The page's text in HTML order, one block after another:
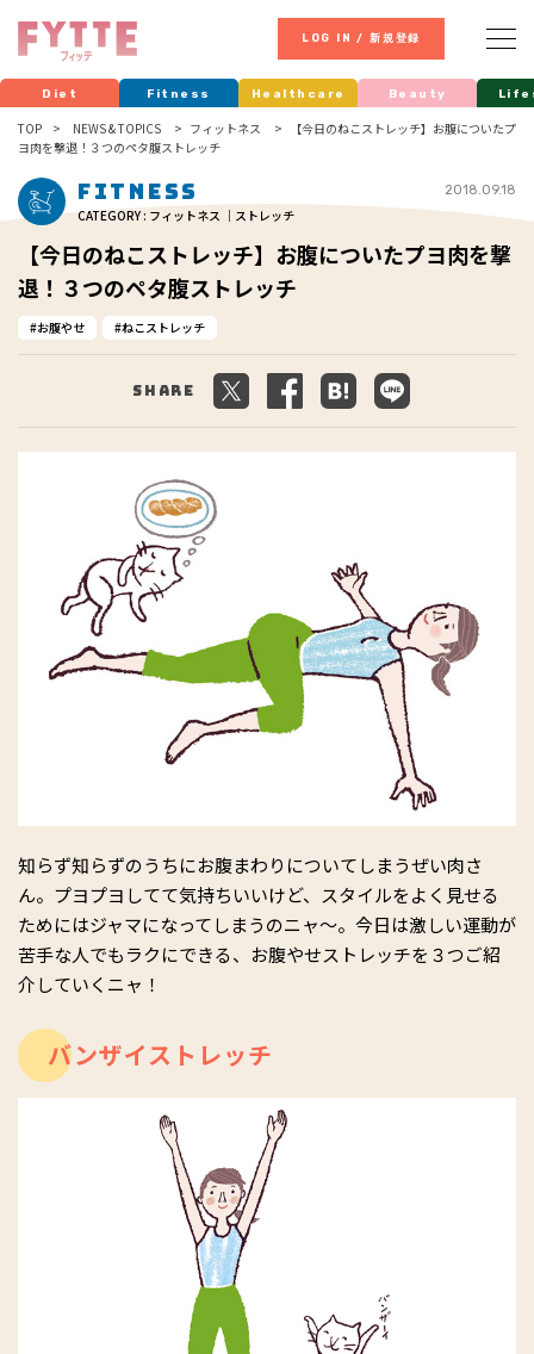
LOG IN / 新規登録
Diet Fitness Healthcare Beauty
TOP NEWS & TOPICS フィットネス
【今日のねこストレッチ】お腹についたプ
ヨ肉を撃退！３つのペタ腹ストレッチ
Fitness
CATEGORY : フィットネス ｜ストレッチ
2018.09.18
【今日のねこストレッチ】お腹についたプヨ肉を撃
退！３つのペタ腹ストレッチ
お腹やせ ねこストレッチ
Share
知らず知らずのうちにお腹まわりについてしまうぜい肉さ
ん。プヨプヨしてて気持ちいいけど、スタイルをよく見せる
ためにはジャマになってしまうのニャ～。今日は激しい運動が
苦手な人でもラクにできる、お腹やせストレッチを３つご紹
介していくニャ！
バンザイストレッチ